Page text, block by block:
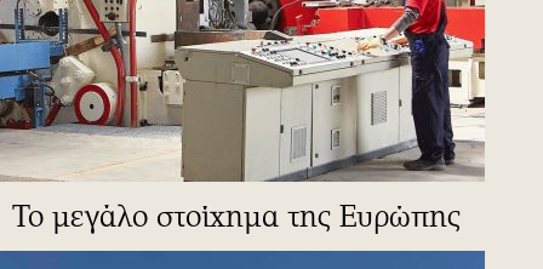
To μεγάλο στοίχημα της Ευρώπης